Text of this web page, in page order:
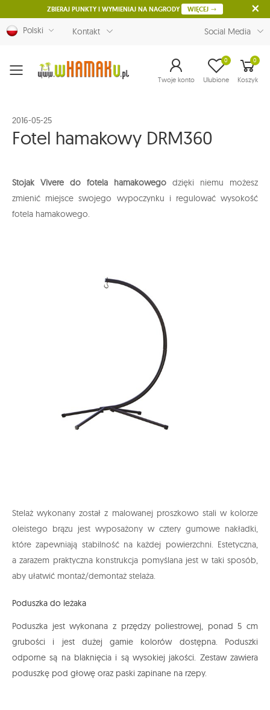
ZBIERAJ PUNKTY I WYMIENIAJ NA NAGRODY WIĘCEJ
Polski Kontakt Social Media
Menu Twoje konto Ulubione
0 0
Koszyk
2016-05-25
Fotel hamakowy DRM360
Stojak Vivere do fotela hamakowego dzięki niemu możesz
zmienić miejsce swojego wypoczynku i regulować wysokość
fotela hamakowego.
Stelaż wykonany został z malowanej proszkowo stali w kolorze
oleistego brązu jest wyposażony w cztery gumowe nakładki,
które zapewniają stabilność na każdej powierzchni. Estetyczna,
a zarazem praktyczna konstrukcja pomyślana jest w taki sposób,
aby ułatwić montaż/demontaż stelaża.
Poduszka do leżaka
Poduszka jest wykonana z przędzy poliestrowej, ponad 5 cm
grubości i jest dużej gamie kolorów dostępna. Poduszki
odporne są na blaknięcia i są wysokiej jakości. Zestaw zawiera
poduszkę pod głowę oraz paski zapinane na rzepy.